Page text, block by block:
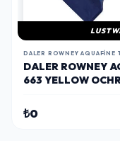
DALER ROWNEY AQUAFINE
DALER ROWNEY
663 YELLOW
₺0